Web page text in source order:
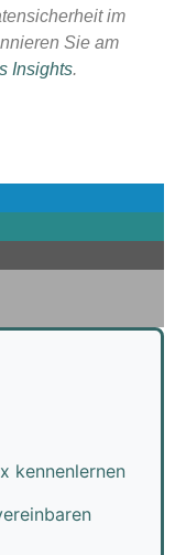
im
Sie am
Insights.
kennenlernen